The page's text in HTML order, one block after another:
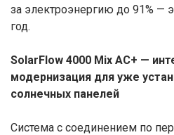
за электроэнергию до 91% —
год.
SolarFlow 4000 Mix AC+ —
модернизация для уже
солнечных панелей
Система с соединением по